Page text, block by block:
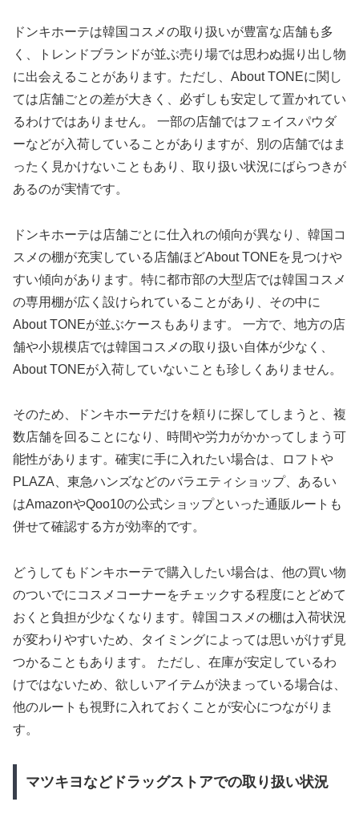
ドンキホーテは韓国コスメの取り扱いが豊富な店舗も多
く、トレンドブランドが並ぶ売り場では思わぬ掘り出し物
に出会えることがあります。ただし、About TONEに関し
ては店舗ごとの差が大きく、必ずしも安定して置かれてい
るわけではありません。 一部の店舗ではフェイスパウダ
ーなどが入荷していることがありますが、別の店舗ではま
ったく見かけないこともあり、取り扱い状況にばらつきが
あるのが実情です。
ドンキホーテは店舗ごとに仕入れの傾向が異なり、韓国コ
スメの棚が充実している店舗ほどAbout TONEを見つけや
すい傾向があります。特に都市部の大型店では韓国コスメ
の専用棚が広く設けられていることがあり、その中に
About TONEが並ぶケースもあります。 一方で、地方の店
舗や小規模店では韓国コスメの取り扱い自体が少なく、
About TONEが入荷していないことも珍しくありません。
そのため、ドンキホーテだけを頼りに探してしまうと、複
数店舗を回ることになり、時間や労力がかかってしまう可
能性があります。確実に手に入れたい場合は、ロフトや
PLAZA、東急ハンズなどのバラエティショップ、あるい
はAmazonやQoo10の公式ショップといった通販ルートも
併せて確認する方が効率的です。
どうしてもドンキホーテで購入したい場合は、他の買い物
のついでにコスメコーナーをチェックする程度にとどめて
おくと負担が少なくなります。韓国コスメの棚は入荷状況
が変わりやすいため、タイミングによっては思いがけず見
つかることもあります。 ただし、在庫が安定しているわ
けではないため、欲しいアイテムが決まっている場合は、
他のルートも視野に入れておくことが安心につながりま
す。
マツキヨなどドラッグストアでの取り扱い状況